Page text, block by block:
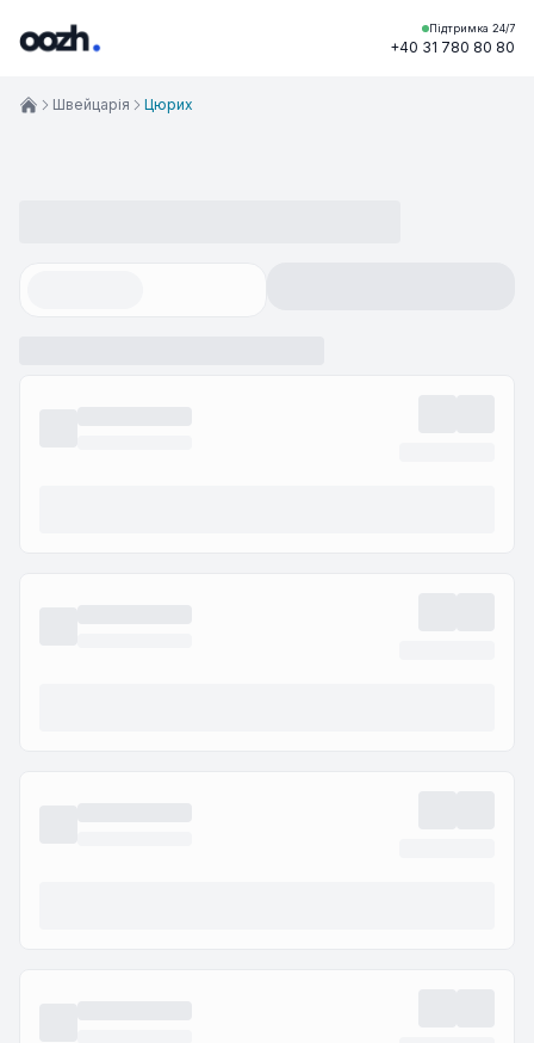
Підтримка 24/7
+40 31 780 80 80
Швейцарія Цюрих